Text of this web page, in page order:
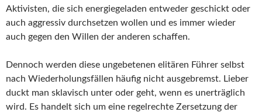
Aktivisten, die sich energiegeladen entweder geschickt oder
auch aggressiv durchsetzen wollen und es immer wieder
auch gegen den Willen der anderen schaffen.
Dennoch werden diese ungebetenen elitären Führer selbst
nach Wiederholungsfällen häufig nicht ausgebremst. Lieber
duckt man sklavisch unter oder geht, wenn es unerträglich
wird. Es handelt sich um eine regelrechte Zersetzung der